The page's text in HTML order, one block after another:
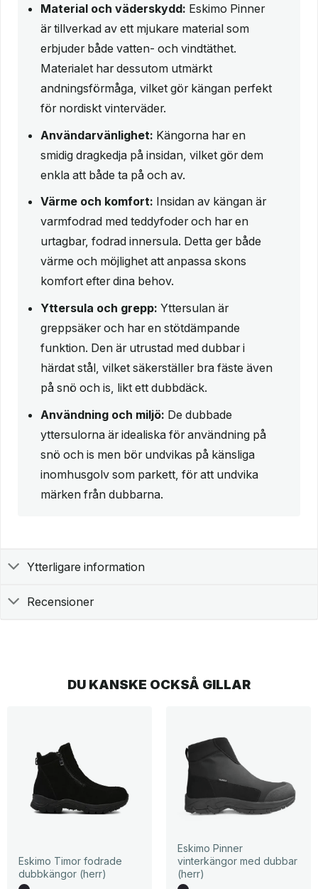
Material och väderskydd: Eskimo Pinner
är tillverkad av ett mjukare material som
erbjuder både vatten- och vindtäthet.
Materialet har dessutom utmärkt
andningsförmåga, vilket gör kängan perfekt
för nordiskt vinterväder.
Användarvänlighet: Kängorna har en
smidig dragkedja på insidan, vilket gör dem
enkla att både ta på och av.
Värme och komfort: Insidan av kängan är
varmfodrad med teddyfoder och har en
urtagbar, fodrad innersula. Detta ger både
värme och möjlighet att anpassa skons
komfort efter dina behov.
Yttersula och grepp: Yttersulan är
greppsäker och har en stötdämpande
funktion. Den är utrustad med dubbar i
härdat stål, vilket säkerställer bra fäste även
på snö och is, likt ett dubbdäck.
Användning och miljö: De dubbade
yttersulorna är idealiska för användning på
snö och is men bör undvikas på känsliga
inomhusgolv som parkett, för att undvika
märken från dubbarna.
Ytterligare information
Recensioner
DU KANSKE OCKSÅ GILLAR
Eskimo Timor fodrade
dubbkängor (herr)
Eskimo Pinner
vinterkängor med dubbar
(herr)